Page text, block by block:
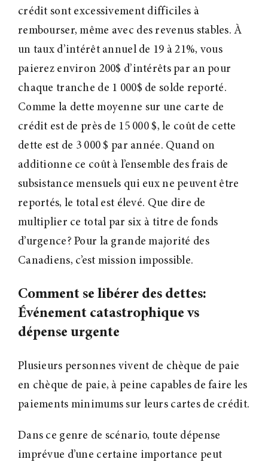
crédit sont excessivement difficiles à
rembourser, même avec des revenus stables. À
un taux d’intérêt annuel de 19 à 21%, vous
paierez environ 200$ d’intérêts par an pour
chaque tranche de 1 000$ de solde reporté.
Comme la dette moyenne sur une carte de
crédit est de près de 15 000 $, le coût de cette
dette est de 3 000 $ par année. Quand on
additionne ce coût à l’ensemble des frais de
subsistance mensuels qui eux ne peuvent être
reportés, le total est élevé. Que dire de
multiplier ce total par six à titre de fonds
d’urgence? Pour la grande majorité des
Canadiens, c’est mission impossible.
Comment se libérer des dettes:
Événement catastrophique vs
dépense urgente
Plusieurs personnes vivent de chèque de paie
en chèque de paie, à peine capables de faire les
paiements minimums sur leurs cartes de crédit.
Dans ce genre de scénario, toute dépense
imprévue d’une certaine importance peut